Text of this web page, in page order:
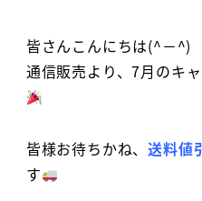
皆さんこんにちは(^－^)
通信販売より、7月のキ
皆様お待ちかね、送料値
す